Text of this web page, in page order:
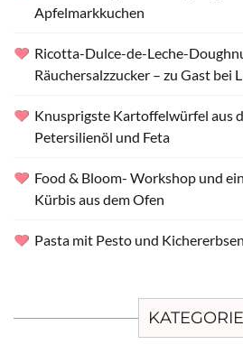
Apfelmarkkuchen
Ricotta-Dulce-de-Leche-
Räuchersalzzucker – zu Gast bei
Knusprigste Kartoffelwürfel aus
Petersilienöl und Feta
Food & Bloom- Workshop und
Kürbis aus dem Ofen
Pasta mit Pesto und